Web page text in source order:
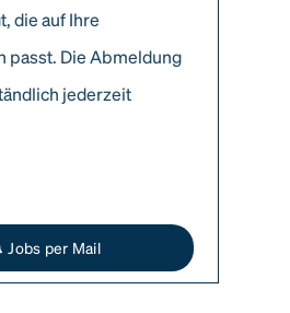
die auf Ihre
passt. Die Abmeldung
jederzeit
Jobs per Mail